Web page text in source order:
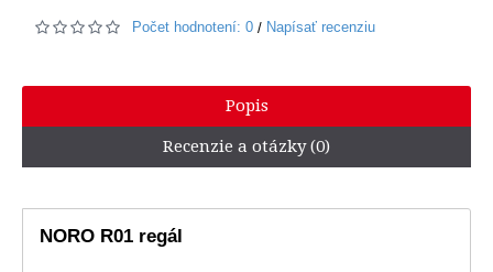
Počet hodnotení: 0 / Napísať recenziu
Popis
Recenzie a otázky (0)
NORO R01 regál